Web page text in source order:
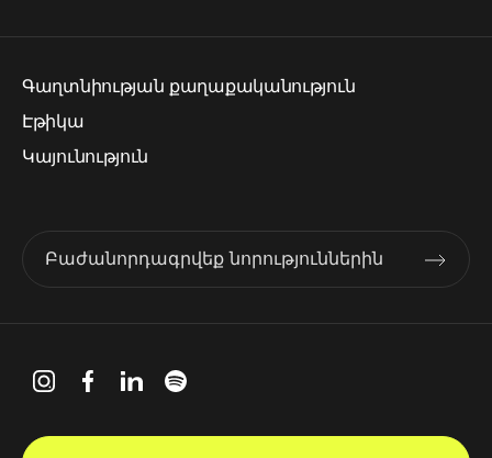
Բաժանորդագրվեք նորություններին
Գաղտնիության քաղաքականություն
Էթիկա
Կայունություն